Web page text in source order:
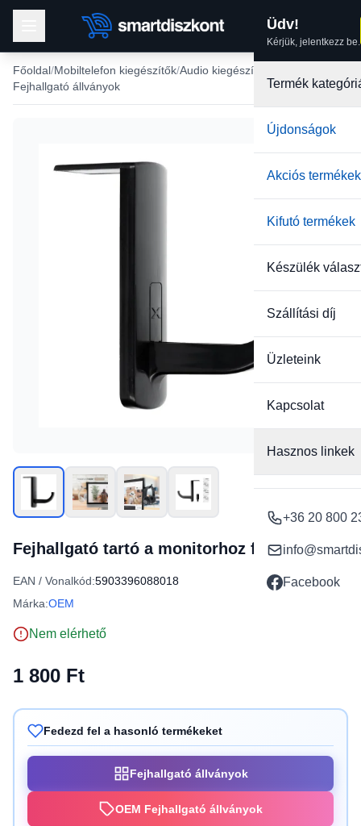
Üdv!
Kérjük, jelentkezz be.
Termék
Újdonságok
Akciós termékek
Kifutó termékek
Készülék
Szállítási díj
Üzleteink
Kapcsolat
Hasznos linkek
+36 20 800
Facebook
Főoldal Mobiltelefon kiegészítők Audio kiegészítők
Fejhallgató állványok
Fejhallgató tartó a monitorhoz fekete
EAN / Vonalkód:5903396088018
Márka:OEM
Nem elérhető
1 800 Ft
Fedezd fel a hasonló termékeket
Fejhallgató állványok
OEM Fejhallgató állványok